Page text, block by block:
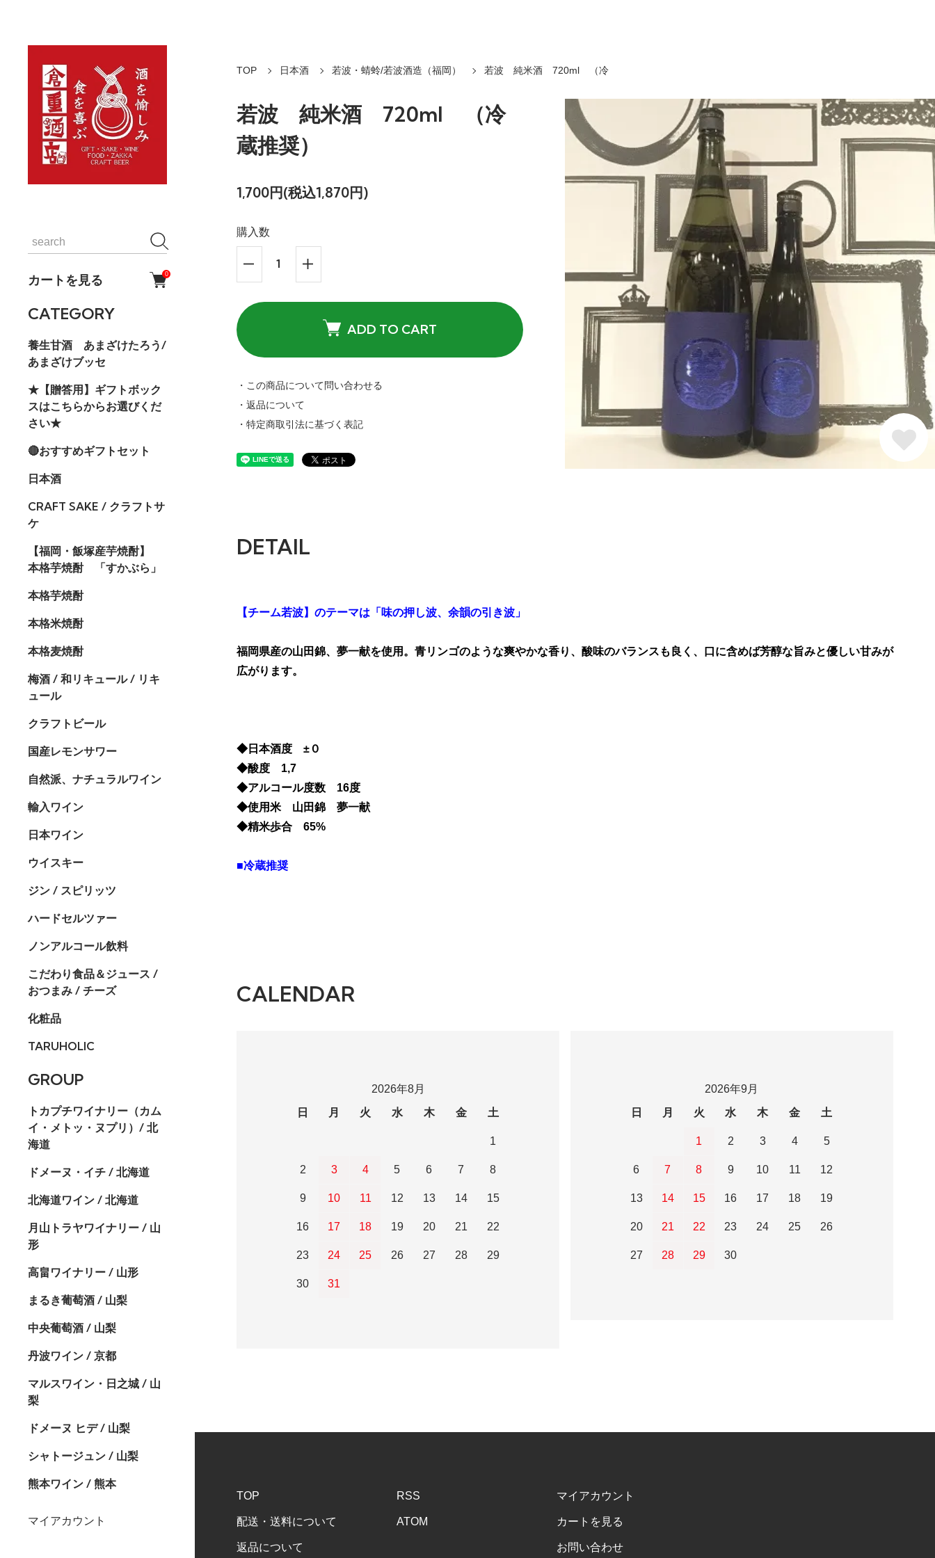
カートを見る 0
CATEGORY
養生甘酒 あまざけたろう/
あまざけブッセ
★【贈答用】ギフトボック
スはこちらからお選びくだ
さい★
🔴おすすめギフトセット
日本酒
CRAFT SAKE / クラフトサ
ケ
【福岡・飯塚産芋焼酎】
本格芋焼酎 「すかぶら」
本格芋焼酎
本格米焼酎
本格麦焼酎
梅酒 / 和リキュール / リキ
ュール
クラフトビール
国産レモンサワー
自然派、ナチュラルワイン
輸入ワイン
日本ワイン
ウイスキー
ジン / スピリッツ
ハードセルツァー
ノンアルコール飲料
こだわり食品＆ジュース /
おつまみ / チーズ
化粧品
TARUHOLIC
GROUP
トカプチワイナリー（カム
イ・メトッ・ヌプリ）/ 北
海道
ドメーヌ・イチ / 北海道
北海道ワイン / 北海道
月山トラヤワイナリー / 山
形
高畠ワイナリー / 山形
まるき葡萄酒 / 山梨
中央葡萄酒 / 山梨
丹波ワイン / 京都
マルスワイン・日之城 / 山
梨
ドメーヌ ヒデ / 山梨
シャトージュン / 山梨
熊本ワイン / 熊本
マイアカウント
TOP 日本酒 若波・蜻蛉/若波酒造（福岡） 若波 純米酒 720ml （冷
若波 純米酒 720ml （冷
蔵推奨）
1,700円(税込1,870円)
購入数
ADD TO CART
・この商品について問い合わせる
・返品について
・特定商取引法に基づく表記
DETAIL
【チーム若波】のテーマは「味の押し波、余韻の引き波」
福岡県産の山田錦、夢一献を使用。青リンゴのような爽やかな香り、酸味のバランスも良く、口に含めば芳醇な旨みと優しい甘みが
広がります。
◆日本酒度 ±０
◆酸度 1,7
◆アルコール度数 16度
◆使用米 山田錦 夢一献
◆精米歩合 65%
■冷蔵推奨
CALENDAR
2026年8月
日
月 火 水 木 金 土
1
2 3 4 5 6 7 8
9 10 11 12 13 14 15
16 17 18 19 20 21 22
23 24 25 26 27 28 29
30 31
2026年9月
日
月 火 水 木 金 土
1 2 3 4 5
6 7 8 9 10 11 12
13 14 15 16 17 18 19
20 21 22 23 24 25 26
27 28 29 30
TOP
配送・送料について
返品について
RSS
ATOM
マイアカウント
カートを見る
お問い合わせ